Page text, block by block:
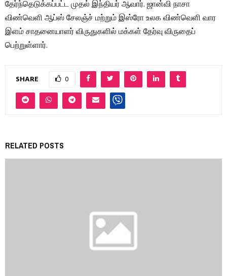
தேர்ந்தெடுக்கப்பட்ட முதல் இந்தியர் ஆவார். ஜான்வி நாசா
விண்வெளி ஆப்ஸ் சேலஞ்ச் மற்றும் இஸ்ரோ உலக விண்வெளி வார
இளம் சாதனையாளர் விருதுகளில் மக்கள் தேர்வு விருதைப்
பெற்றுள்ளார்.
SHARE 0
RELATED POSTS